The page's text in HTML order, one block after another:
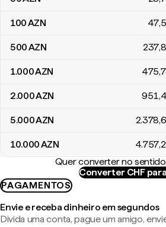
100AZN 47
500AZN 237
1.000AZN 475
2.000AZN 951
5.000AZN 2.378
10.000AZN 4.757
Quer converter no
Converter CHF
PAGAMENTOS
Envie e receba dinheiro em segundos
Divida uma conta, pague um amigo,